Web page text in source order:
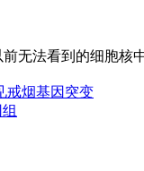
无法看到的细胞核
戒烟基因突变